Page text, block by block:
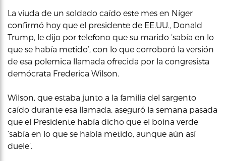
La viuda de un soldado caído este mes en Níger
confirmó hoy que el presidente de EE.UU., Donald
Trump, le dijo por telefono que su marido ‘sabía en lo
que se había metido’, con lo que corroboró la versión
de esa polemica llamada ofrecida por la congresista
demócrata Frederica Wilson.
Wilson, que estaba junto a la familia del sargento
caído durante esa llamada, aseguró la semana pasada
que el Presidente había dicho que el boina verde
‘sabía en lo que se había metido, aunque aún así
duele’.